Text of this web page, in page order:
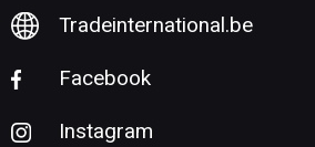
Tradeinternational.be
Facebook
Instagram